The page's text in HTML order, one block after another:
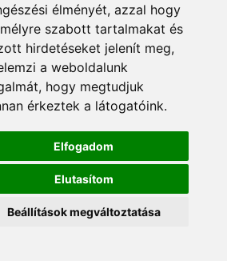
élményét, azzal hogy
szabott tartalmakat és
hirdetéseket jelenít meg,
a weboldalunk
hogy megtudjuk
érkeztek a látogatóink.
Elfogadom
Elutasítom
Beállítások megváltoztatása
fizetési módok
Á.SZ.F.
Impresszum
tájékoztató
© 2026 |